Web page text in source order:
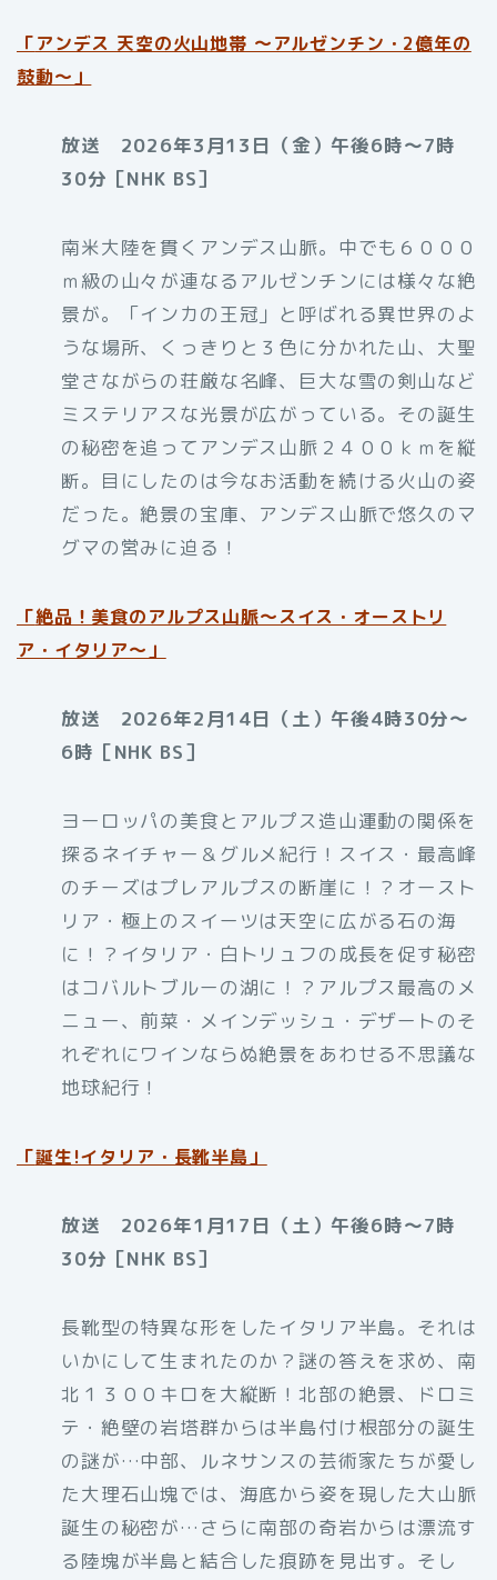
「アンデス 天空の火山地帯 〜アルゼンチン・2億年の
鼓動〜」
放送 2026年3月13日（金）午後6時～7時
30分［NHK BS］
南米大陸を貫くアンデス山脈。中でも６０００
ｍ級の山々が連なるアルゼンチンには様々な絶
景が。「インカの王冠」と呼ばれる異世界のよ
うな場所、くっきりと３色に分かれた山、大聖
堂さながらの荘厳な名峰、巨大な雪の剣山など
ミステリアスな光景が広がっている。その誕生
の秘密を追ってアンデス山脈２４００ｋｍを縦
断。目にしたのは今なお活動を続ける火山の姿
だった。絶景の宝庫、アンデス山脈で悠久のマ
グマの営みに迫る！
「絶品！美食のアルプス山脈〜スイス・オーストリ
ア・イタリア〜」
放送 2026年2月14日（土）午後4時30分～
6時［NHK BS］
ヨーロッパの美食とアルプス造山運動の関係を
探るネイチャー＆グルメ紀行！スイス・最高峰
のチーズはプレアルプスの断崖に！？オースト
リア・極上のスイーツは天空に広がる石の海
に！？イタリア・白トリュフの成長を促す秘密
はコバルトブルーの湖に！？アルプス最高のメ
ニュー、前菜・メインデッシュ・デザートのそ
れぞれにワインならぬ絶景をあわせる不思議な
地球紀行！
「誕生!イタリア・長靴半島」
放送 2026年1月17日（土）午後6時～7時
30分［NHK BS］
長靴型の特異な形をしたイタリア半島。それは
いかにして生まれたのか？謎の答えを求め、南
北１３００キロを大縦断！北部の絶景、ドロミ
テ・絶壁の岩塔群からは半島付け根部分の誕生
の謎が…中部、ルネサンスの芸術家たちが愛し
た大理石山塊では、海底から姿を現した大山脈
誕生の秘密が…さらに南部の奇岩からは漂流す
る陸塊が半島と結合した痕跡を見出す。そし